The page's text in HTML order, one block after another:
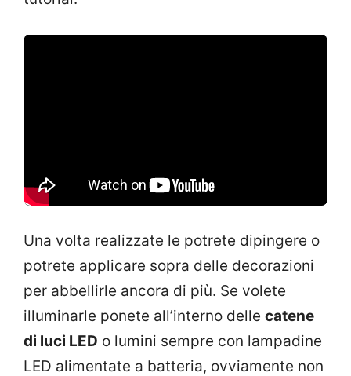
Una volta realizzate le potrete dipingere o
potrete applicare sopra delle decorazioni
per abbellirle ancora di più. Se volete
illuminarle ponete all’interno delle catene
di luci LED o lumini sempre con lampadine
LED alimentate a batteria, ovviamente non